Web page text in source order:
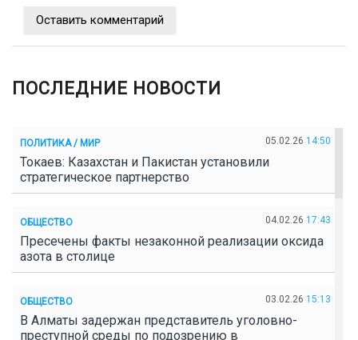
Оставить комментарий
ПОСЛЕДНИЕ НОВОСТИ
ПОЛИТИКА / МИР 05.02.26 14:50
Токаев: Казахстан и Пакистан установили
стратегическое партнерство
ОБЩЕСТВО 04.02.26 17:43
Пресечены факты незаконной реализации оксида
азота в столице
ОБЩЕСТВО 03.02.26 15:13
В Алматы задержан представитель уголовно-
преступной среды по подозрению в